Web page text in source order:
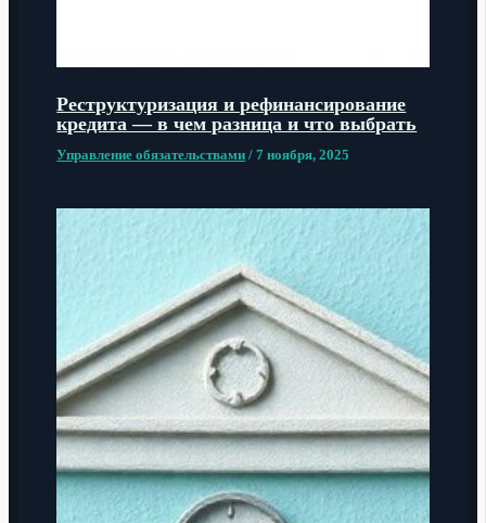
Реструктуризация и рефинансирование
кредита — в чем разница и что выбрать
Управление обязательствами /7 ноября, 2025